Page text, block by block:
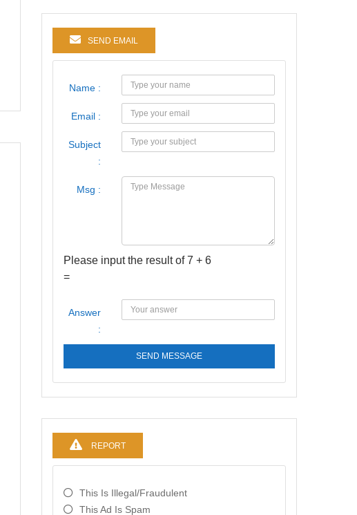
SEND EMAIL
Name :
Email :
Subject
:
Msg :
Please input the result of 7 + 6
=
Answer
:
SEND MESSAGE
REPORT
This Is Illegal/fraudulent
This Ad Is Spam